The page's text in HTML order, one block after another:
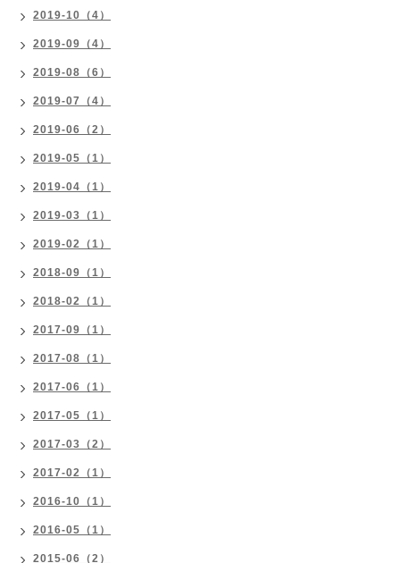
2019-10（4）
2019-09（4）
2019-08（6）
2019-07（4）
2019-06（2）
2019-05（1）
2019-04（1）
2019-03（1）
2019-02（1）
2018-09（1）
2018-02（1）
2017-09（1）
2017-08（1）
2017-06（1）
2017-05（1）
2017-03（2）
2017-02（1）
2016-10（1）
2016-05（1）
2015-06（2）